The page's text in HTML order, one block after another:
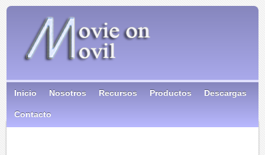
Inicio Nosotros Recursos Productos Descargas
Contacto